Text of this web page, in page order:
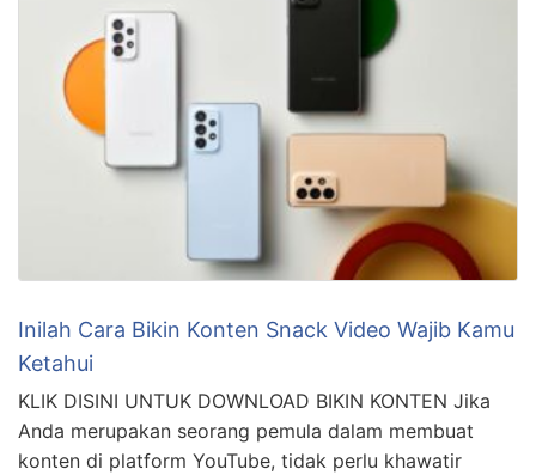
Inilah Cara Bikin Konten Snack Video Wajib Kamu
Ketahui
KLIK DISINI UNTUK DOWNLOAD BIKIN KONTEN Jika
Anda merupakan seorang pemula dalam membuat
konten di platform YouTube, tidak perlu khawatir